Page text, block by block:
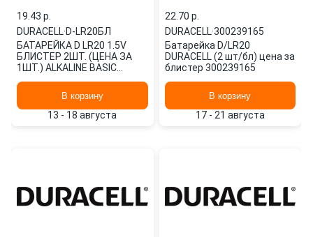
19.43 p.
DURACELL·D-LR20БЛ
БАТАРЕЙКА D LR20 1.5V
БЛИСТЕР 2ШТ. (ЦЕНА ЗА
1ШТ.) ALKALINE BASIC
В корзину
13 - 18 августа
22.70 p.
DURACELL·300239165
Батарейка D/LR20
DURACELL (2 шт/бл) цена за
блистер 300239165
В корзину
17 - 21 августа